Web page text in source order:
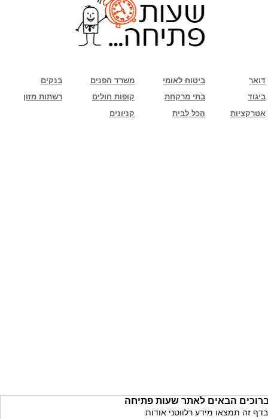
בנקים משרד הפנים ביטוח לאומי
דואר
רשתות מזון
קופות חולים בתי מרקחת
ביגוד
קניונים
הכל לבית אטרקציות
הבאים לאתר שעות פתיחה
בדף זה תמצאו מידע רלווטני אודות